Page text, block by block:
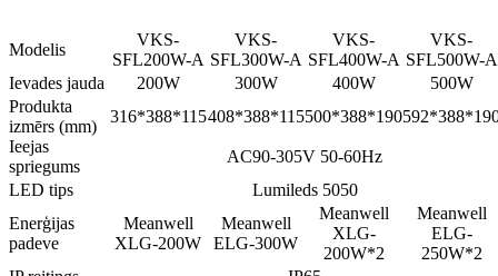
Modelis
VKS-
SFL200W-A
VKS-
SFL300W-A
VKS-
SFL400W-A
VKS-
SFL500W-A
Ievades jauda
200W 300W 400W
500W
Produkta
izmērs (mm)
316*388*115408*388*115500*388*190
Ieejas
spriegums
AC90-305V 50-60Hz
LED tips
Lumileds 5050
Enerģijas
padeve
Meanwell
XLG-200W
Meanwell
ELG-300W
Meanwell
XLG-
200W*2
Meanwell
ELG-
250W*2